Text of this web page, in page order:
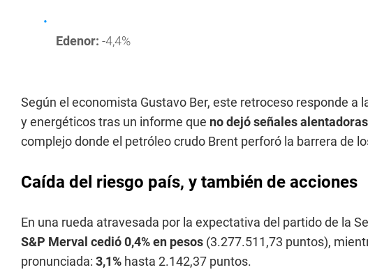
Edenor: -4,4%
Según el economista Gustavo Ber, este retroceso responde a
y energéticos tras un informe que no dejó señales alentadoras
complejo donde el petróleo crudo Brent perforó la barrera de
Caída del riesgo país, y también de acciones
En una rueda atravesada por la expectativa del partido de la
S&P Merval cedió 0,4% en pesos (3.277.511,73 puntos),
pronunciada: 3,1% hasta 2.142,37 puntos.